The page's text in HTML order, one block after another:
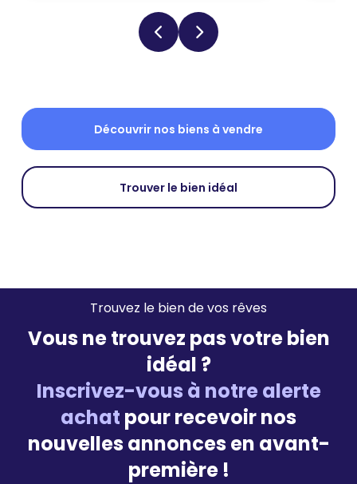
Découvrir nos biens à vendre
Trouver le bien idéal
Trouvez le bien de vos rêves
Vous ne trouvez pas votre bien
idéal ?
Inscrivez-vous à notre alerte
achat pour recevoir nos
nouvelles annonces en avant-
première !